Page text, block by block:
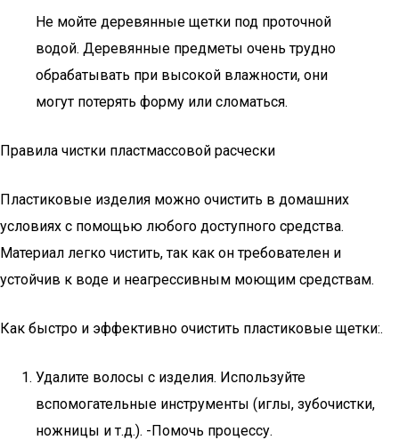
Не мойте деревянные щетки под проточной
водой. Деревянные предметы очень трудно
обрабатывать при высокой влажности, они
могут потерять форму или сломаться.
Правила чистки пластмассовой расчески
Пластиковые изделия можно очистить в домашних
условиях с помощью любого доступного средства.
Материал легко чистить, так как он требователен и
устойчив к воде и неагрессивным моющим средствам.
Как быстро и эффективно очистить пластиковые щетки:.
Удалите волосы с изделия. Используйте
вспомогательные инструменты (иглы, зубочистки,
ножницы и т.д.). -Помочь процессу.